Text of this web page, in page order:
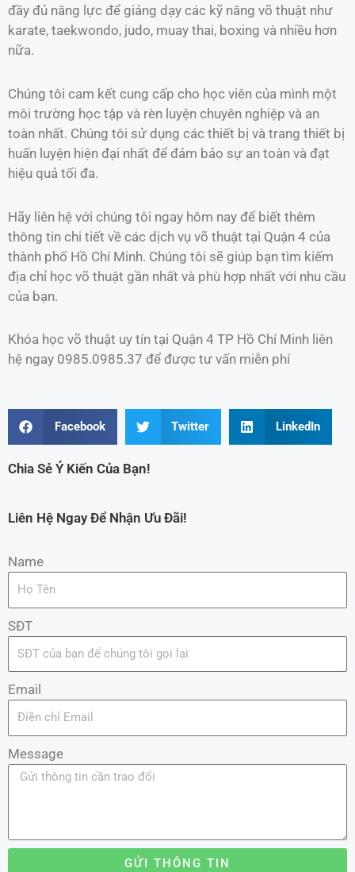
đầy đủ năng lực để giảng dạy các kỹ năng võ thuật như
karate, taekwondo, judo, muay thai, boxing và nhiều hơn
nữa.
Chúng tôi cam kết cung cấp cho học viên của mình một
môi trường học tập và rèn luyện chuyên nghiệp và an
toàn nhất. Chúng tôi sử dụng các thiết bị và trang thiết bị
huấn luyện hiện đại nhất để đảm bảo sự an toàn và đạt
hiệu quả tối đa.
Hãy liên hệ với chúng tôi ngay hôm nay để biết thêm
thông tin chi tiết về các dịch vụ võ thuật tại Quận 4 của
thành phố Hồ Chí Minh. Chúng tôi sẽ giúp bạn tìm kiếm
địa chỉ học võ thuật gần nhất và phù hợp nhất với nhu cầu
của bạn.
Khóa học võ thuật uy tín tại Quận 4 TP Hồ Chí Minh liên
hệ ngay 0985.0985.37 để được tư vấn miễn phí
Facebook Twitter LinkedIn
Chia Sẻ Ý Kiến Của Bạn!
Liên Hệ Ngay Để Nhận Ưu Đãi!
Name
SĐT
Email
Message
GỬI THÔNG TIN